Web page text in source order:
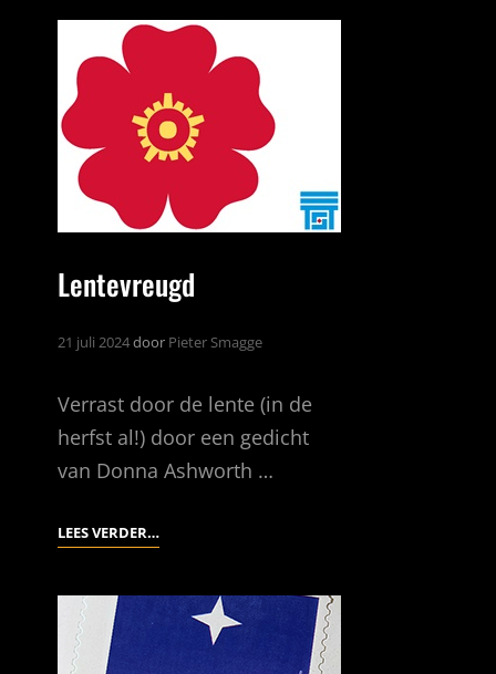
Lentevreugd
21 juli 2024door Pieter Smagge
Verrast door de lente (in de
herfst al!) door een gedicht
van Donna Ashworth …
LEES VERDER…LENTEVREUGD